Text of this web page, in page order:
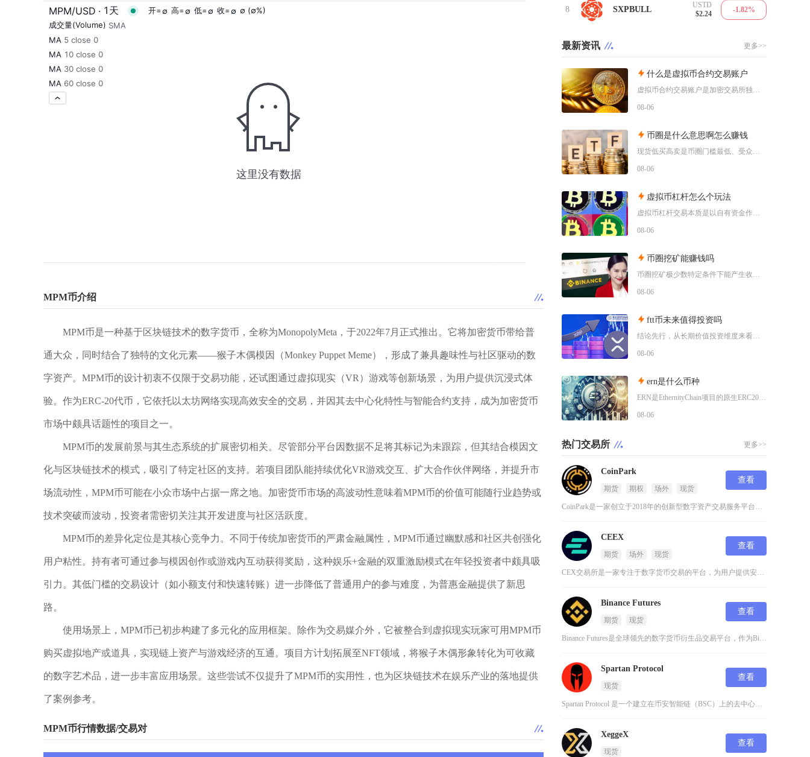
MPM币介绍
MPM币是一种基于区块链技术的数字货币，全称为MonopolyMeta，于2022年7月正式推出。它将加密货币带给普
通大众，同时结合了独特的文化元素——猴子木偶模因（Monkey Puppet Meme），形成了兼具趣味性与社区驱动的数
字资产。MPM币的设计初衷不仅限于交易功能，还试图通过虚拟现实（VR）游戏等创新场景，为用户提供沉浸式体
验。作为ERC-20代币，它依托以太坊网络实现高效安全的交易，并因其去中心化特性与智能合约支持，成为加密货币
市场中颇具话题性的项目之一。
MPM币的发展前景与其生态系统的扩展密切相关。尽管部分平台因数据不足将其标记为未跟踪，但其结合模因文
化与区块链技术的模式，吸引了特定社区的支持。若项目团队能持续优化VR游戏交互、扩大合作伙伴网络，并提升市
场流动性，MPM币可能在小众市场中占据一席之地。加密货币市场的高波动性意味着MPM币的价值可能随行业趋势或
技术突破而波动，投资者需密切关注其开发进度与社区活跃度。
MPM币的差异化定位是其核心竞争力。不同于传统加密货币的严肃金融属性，MPM币通过幽默感和社区共创强化
用户粘性。持有者可通过参与模因创作或游戏内互动获得奖励，这种娱乐+金融的双重激励模式在年轻投资者中颇具吸
引力。其低门槛的交易设计（如小额支付和快速转账）进一步降低了普通用户的参与难度，为普惠金融提供了新思
路。
使用场景上，MPM币已初步构建了多元化的应用框架。除作为交易媒介外，它被整合到虚拟现实玩家可用MPM币
购买虚拟地产或道具，实现链上资产与游戏经济的互通。项目方计划拓展至NFT领域，将猴子木偶形象转化为可收藏
的数字艺术品，进一步丰富应用场景。这些尝试不仅提升了MPM币的实用性，也为区块链技术在娱乐产业的落地提供
了案例参考。
MPM币行情数据/交易对
8 SXPBULL
USTD
$2.24
-1.82%
最新资讯 更多>>
什么是虚拟币合约交易账户
虚拟币合约交易账户是加密交易所独立划分、专门用于开展衍生品合约交易的资金账户，独立于现货账
08-06
币圈是什么意思啊怎么赚钱
现货低买高卖是币圈门槛最低、受众最广的赚钱方式，也是新手最先接触的基础玩法，具体分为长线囤
08-06
虚拟币杠杆怎么个玩法
虚拟币杠杆交易本质是以自有资金作为保证金向交易所拆借资金放大持仓规模，币圈杠杆主要分为现货
08-06
币圈挖矿能赚钱吗
币圈挖矿极少数特定条件下能产生收益，普通散户、国内居家挖矿几乎不可能赚钱，多数参与者长期处
08-06
ftt币未来值得投资吗
结论先行，从长期价值投资维度来看，FTT币并不值得普通投资者布局，它仅适合风险承受能力极强
08-06
ern是什么币种
ERN是EthernityChain项目的原生ERC20代币，主打合规授权NFT赛道，聚焦
08-06
热门交易所 更多>>
CoinPark
期货 期权 场外 现货
查看
CoinPark是一家创立于2018年的创新型数字资产交易服务平台，专注于为全球用户提供高
CEEX
期货 场外 现货
查看
CEX交易所是一家专注于数字货币交易的平台，为用户提供安全、高效的交易环境。作为中心化交易
Binance Futures
期货 现货
查看
Binance Futures是全球领先的数字货币衍生品交易平台，作为Binance生态系
Spartan Protocol
现货
查看
Spartan Protocol 是一个建立在币安智能链（BSC）上的去中心化交易平台，专
XeggeX
现货
查看